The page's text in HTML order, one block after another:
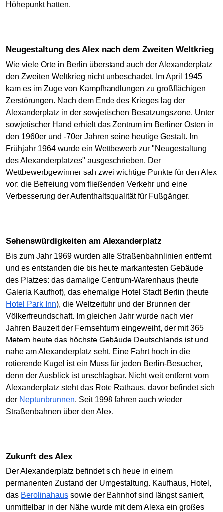
Höhepunkt hatten.
Neugestaltung des Alex nach dem Zweiten Weltkrieg
Wie viele Orte in Berlin überstand auch der Alexanderplatz
den Zweiten Weltkrieg nicht unbeschadet. Im April 1945
kam es im Zuge von Kampfhandlungen zu großflächigen
Zerstörungen. Nach dem Ende des Krieges lag der
Alexanderplatz in der sowjetischen Besatzungszone. Unter
sowjetischer Hand erhielt das Zentrum im Berliner Osten in
den 1960er und -70er Jahren seine heutige Gestalt. Im
Frühjahr 1964 wurde ein Wettbewerb zur "Neugestaltung
des Alexanderplatzes" ausgeschrieben. Der
Wettbewerbgewinner sah zwei wichtige Punkte für den Alex
vor: die Befreiung vom fließenden Verkehr und eine
Verbesserung der Aufenthaltsqualität für Fußgänger.
Sehenswürdigkeiten am Alexanderplatz
Bis zum Jahr 1969 wurden alle Straßenbahnlinien entfernt
und es entstanden die bis heute markantesten Gebäude
des Platzes: das damalige Centrum-Warenhaus (heute
Galeria Kaufhof), das ehemalige Hotel Stadt Berlin (heute
Hotel Park Inn), die Weltzeituhr und der Brunnen der
Völkerfreundschaft. Im gleichen Jahr wurde nach vier
Jahren Bauzeit der Fernsehturm eingeweiht, der mit 365
Metern heute das höchste Gebäude Deutschlands ist und
nahe am Alexanderplatz seht. Eine Fahrt hoch in die
rotierende Kugel ist ein Muss für jeden Berlin-Besucher,
denn der Ausblick ist unschlagbar. Nicht weit entfernt vom
Alexanderplatz steht das Rote Rathaus, davor befindet sich
der Neptunbrunnen. Seit 1998 fahren auch wieder
Straßenbahnen über den Alex.
Zukunft des Alex
Der Alexanderplatz befindet sich heue in einem
permanenten Zustand der Umgestaltung. Kaufhaus, Hotel,
das Berolinahaus sowie der Bahnhof sind längst saniert,
unmittelbar in der Nähe wurde mit dem Alexa ein großes